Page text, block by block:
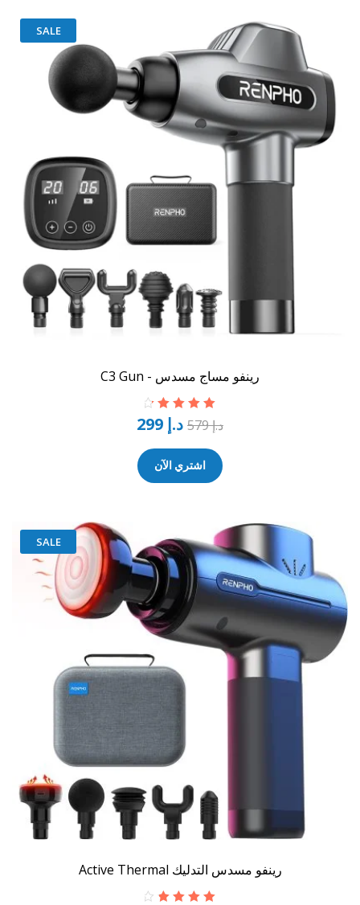
SALE
رينفو مساج مسدس - C3 Gun
تم التقييم
من 5
د.إ579 د.إ
اشتري الآن
SALE
رينفو مسدس التدليك Active Thermal